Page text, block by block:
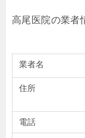
高尾医院の業者
業者名
住所
電話